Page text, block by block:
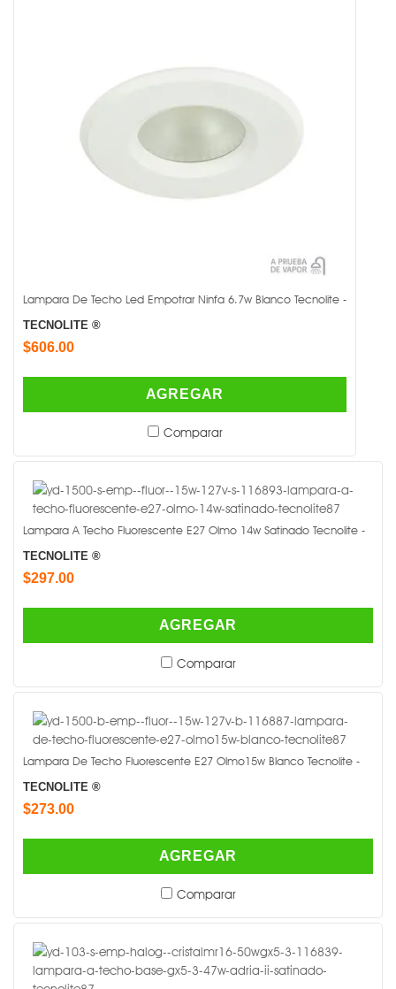
Lampara De Techo Led Empotrar Ninfa 6.7w Blanco Tecnolite -
TECNOLITE ®
$606.00
AGREGAR
Comparar
Lampara A Techo Fluorescente E27 Olmo 14w Satinado Tecnolite -
TECNOLITE ®
$297.00
AGREGAR
Comparar
Lampara De Techo Fluorescente E27 Olmo15w Blanco Tecnolite -
TECNOLITE ®
$273.00
AGREGAR
Comparar